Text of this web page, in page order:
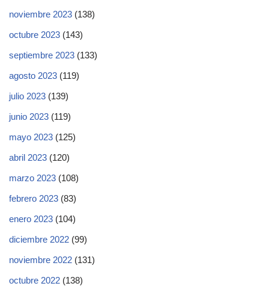
noviembre 2023 (138)
octubre 2023 (143)
septiembre 2023 (133)
agosto 2023 (119)
julio 2023 (139)
junio 2023 (119)
mayo 2023 (125)
abril 2023 (120)
marzo 2023 (108)
febrero 2023 (83)
enero 2023 (104)
diciembre 2022 (99)
noviembre 2022 (131)
octubre 2022 (138)